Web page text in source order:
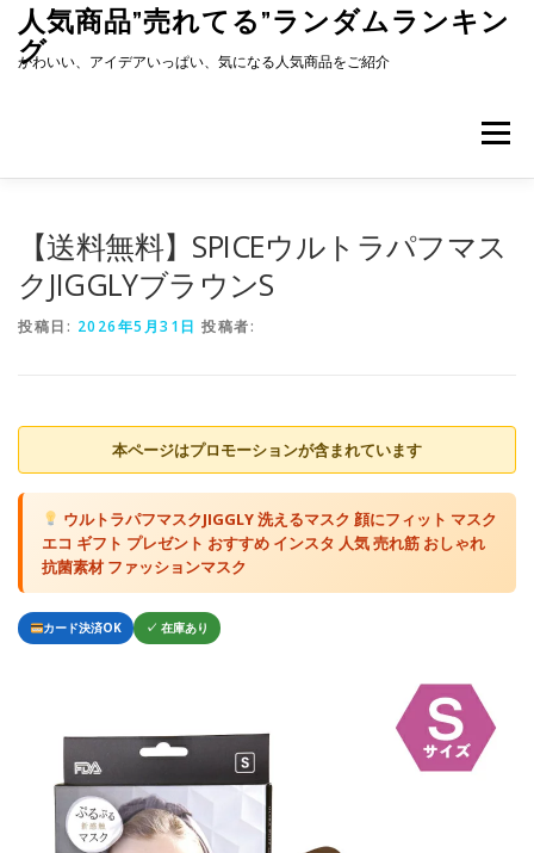
キ
人気商品”売れてる”ランダムランキン
グ
かわいい、アイデアいっぱい、気になる人気商品をご紹介
メニュー
【送料無料】SPICEウルトラパフマス
クJIGGLYブラウンS
投稿日: 2026年5月31日 投稿者:
本ページはプロモーションが含まれています
ウルトラパフマスクJIGGLY 洗えるマスク 顔にフィット マスク
エコ ギフト プレゼント おすすめ インスタ 人気 売れ筋 おしゃれ
抗菌素材 ファッションマスク
カード決済OK ✓ 在庫あり